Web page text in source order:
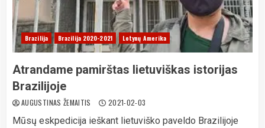
Brazilija Brazilija 2020-2021 Lotynų Amerika
Atrandame pamirštas lietuviškas istorijas
Brazilijoje
AUGUSTINAS ŽEMAITIS 2021-02-03
Mūsų eskpedicija ieškant lietuviško paveldo Brazilijoje